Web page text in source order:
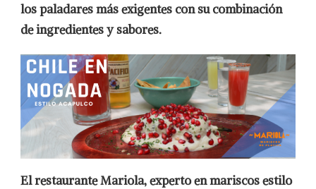
los paladares más exigentes con su combinación
de ingredientes y sabores.
El restaurante Mariola, experto en mariscos estilo